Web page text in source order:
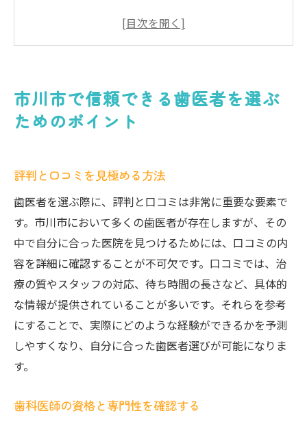
歯科医師の資格と専門性を確認する
患者に寄り添う姿勢を見極める
妙典歯科Nクリニックで学ぶ効果的な歯磨き方
個別指導で自分に合った方法を発見
日常生活で簡単に実践できるテクニック
専門家によるフッ素の使い方
歯磨きのタイミングと頻度
正しい歯ブラシ選びのコツ
磨き残しを防ぐポイント
千葉県市川市で健康的な笑顔を手に入れる秘訣
定期的な歯科検診の重要性
食事の工夫で歯を健康に保つ
市川市で信頼できる歯医者を選ぶ
ためのポイント
評判と口コミを見極める方法
歯医者を選ぶ際に、評判と口コミは非常に重要な要素で
す。市川市において多くの歯医者が存在しますが、その
中で自分に合った医院を見つけるためには、口コミの内
容を詳細に確認することが不可欠です。口コミでは、治
療の質やスタッフの対応、待ち時間の長さなど、具体的
な情報が提供されていることが多いです。それらを参考
にすることで、実際にどのような経験ができるかを予測
しやすくなり、自分に合った歯医者選びが可能になりま
す。
歯科医師の資格と専門性を確認する